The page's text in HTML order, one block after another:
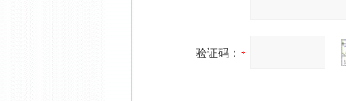
验证码：